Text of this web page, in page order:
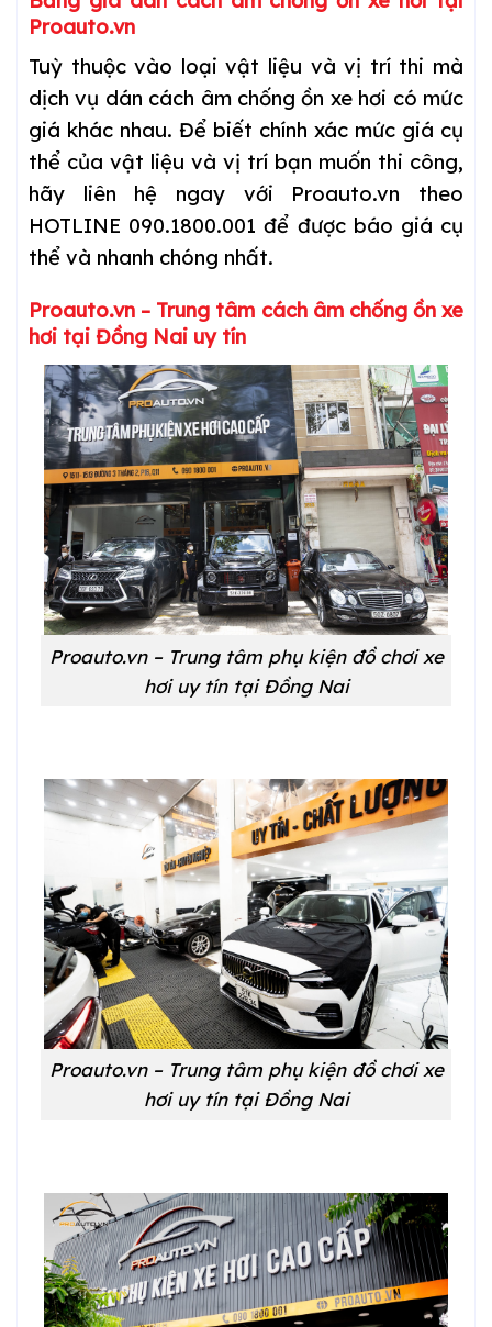
Proauto.vn
Tuỳ thuộc vào loại vật liệu và vị trí thi mà
dịch vụ dán cách âm chống ồn xe hơi có mức
giá khác nhau. Để biết chính xác mức giá cụ
thể của vật liệu và vị trí bạn muốn thi công,
hãy liên hệ ngay với Proauto.vn theo
HOTLINE 090.1800.001 để được báo giá cụ
thể và nhanh chóng nhất.
Proauto.vn – Trung tâm cách âm chống ồn xe
hơi tại Đồng Nai uy tín
Proauto.vn – Trung tâm phụ kiện đồ chơi xe
hơi uy tín tại Đồng Nai
Proauto.vn – Trung tâm phụ kiện đồ chơi xe
hơi uy tín tại Đồng Nai